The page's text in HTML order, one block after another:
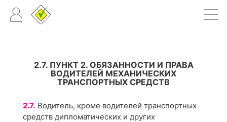
2.7. ПУНКТ 2. ОБЯЗАННОСТИ И ПРАВА
ВОДИТЕЛЕЙ МЕХАНИЧЕСКИХ
ТРАНСПОРТНЫХ СРЕДСТВ
2.7. Водитель, кроме водителей транспортных
средств дипломатических и других